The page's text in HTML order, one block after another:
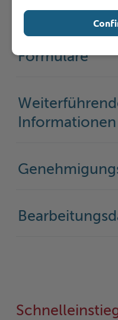
Anträge /
Formulare
Informationen